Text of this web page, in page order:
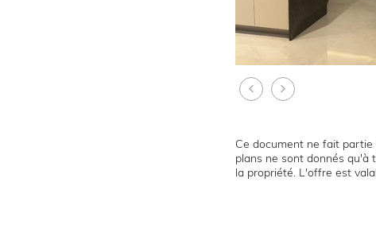
Ce document ne fait
plans ne sont donnés
la propriété. L'offre est